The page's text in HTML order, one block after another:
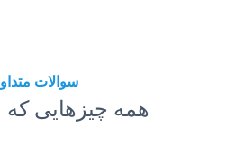
سوالات
همه چیزهایی که